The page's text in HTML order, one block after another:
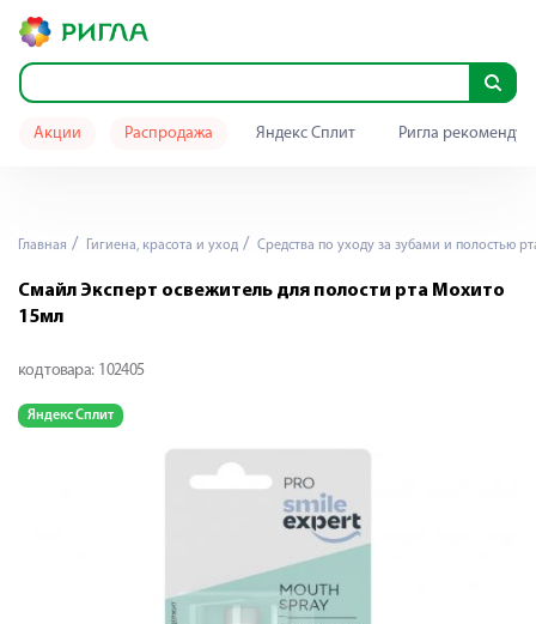
Акции Распродажа Яндекс Сплит Ригла
Главная Гигиена, красота и уход Средства по уходу за зубами и полостью
Смайл Эксперт освежитель для полости рта Мохито
15мл
код товара: 102405
Яндекс Сплит